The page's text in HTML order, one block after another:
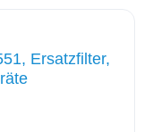
Ersatzfilter,